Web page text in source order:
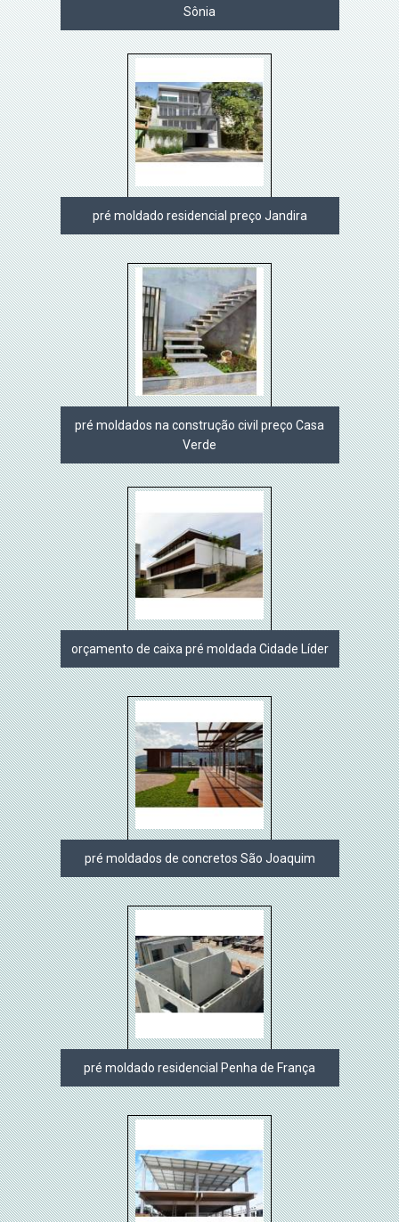
Sônia
pré moldado residencial preço Jandira
pré moldados na construção civil preço Casa
Verde
orçamento de caixa pré moldada Cidade Líder
pré moldados de concretos São Joaquim
pré moldado residencial Penha de França